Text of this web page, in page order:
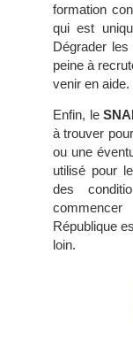
formation
qui est
Dégrader les
peine à
venir en aide.
Enfin, le
à trouver
ou une
utilisé pour
des
République
loin.